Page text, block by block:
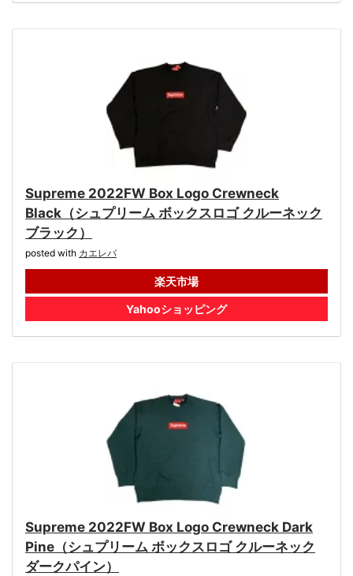
Supreme 2022FW Box Logo Crewneck
Black（シュプリーム ボックスロゴ クルーネック
ブラック）
posted with カエレバ
楽天市場
Yahooショッピング
Supreme 2022FW Box Logo Crewneck Dark
Pine（シュプリーム ボックスロゴ クルーネック
ダークパイン）